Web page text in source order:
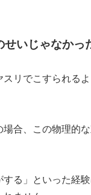
いじゃなかっ
リでこすられる
合、この物理的
する」といった経